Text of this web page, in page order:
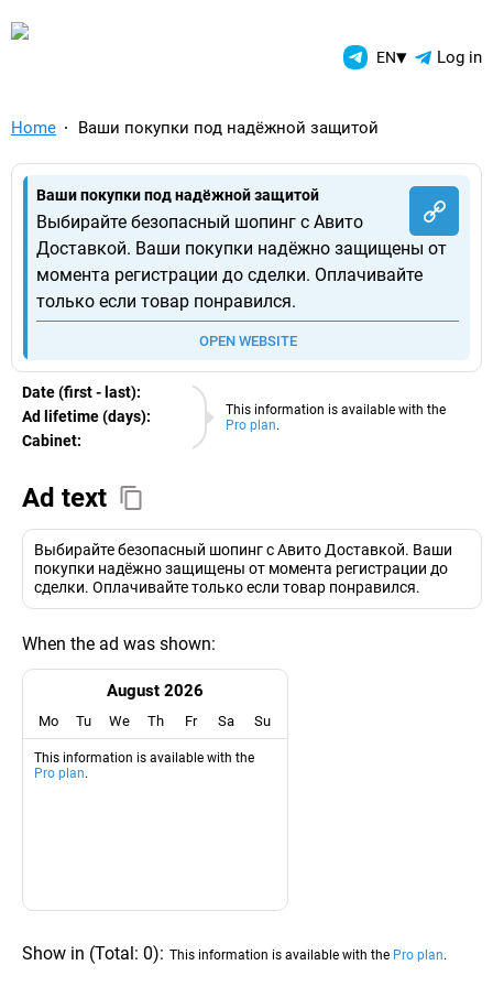
TelegramAds.com — EN▾ Log in
Home Ваши покупки под надёжной защитой
Ваши покупки под надёжной защитой
Выбирайте безопасный шопинг с Авито
Доставкой. Ваши покупки надёжно защищены от
момента регистрации до сделки. Оплачивайте
только если товар понравился.
OPEN WEBSITE
This information is available with the
Pro plan.
Date (first - last):
08.08.2026
Ad lifetime (days):
Cabinet:
EURO
Ad text
Выбирайте безопасный шопинг с Авито Доставкой. Ваши
покупки надёжно защищены от момента регистрации до
сделки. Оплачивайте только если товар понравился.
When the ad was shown:
August 2026
Mo Tu We Th Fr Sa Su
This information is available with the
Pro plan.
Show in (Total: 0): This information is available with the Pro plan.